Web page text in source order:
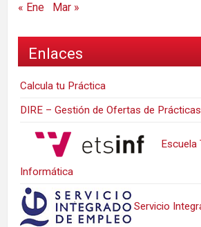
« Ene Mar »
Enlaces
Calcula tu Práctica
DIRE – Gestión de Ofertas de
Escuela
Informática
Servicio